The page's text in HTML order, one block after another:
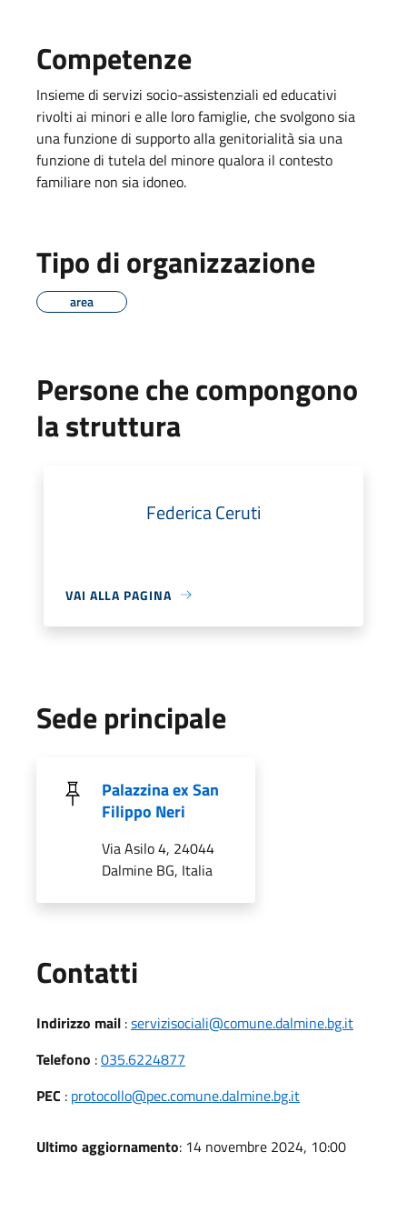
Competenze
Insieme di servizi socio-assistenziali ed educativi
rivolti ai minori e alle loro famiglie, che svolgono sia
una funzione di supporto alla genitorialità sia una
funzione di tutela del minore qualora il contesto
familiare non sia idoneo.
Tipo di organizzazione
area
Persone che compongono
la struttura
Federica Ceruti
VAI ALLA PAGINA
Sede principale
Palazzina ex San
Filippo Neri
Via Asilo 4, 24044
Dalmine BG, Italia
Contatti
Indirizzo mail :servizisociali@comune.dalmine.bg.it
Telefono :035.6224877
PEC : protocollo@pec.comune.dalmine.bg.it
Ultimo aggiornamento: 14 novembre 2024, 10:00